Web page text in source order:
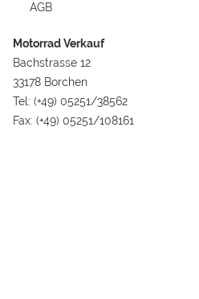
AGB
Motorrad Verkauf
Bachstrasse 12
33178 Borchen
Tel: (+49) 05251/38562
Fax: (+49) 05251/108161